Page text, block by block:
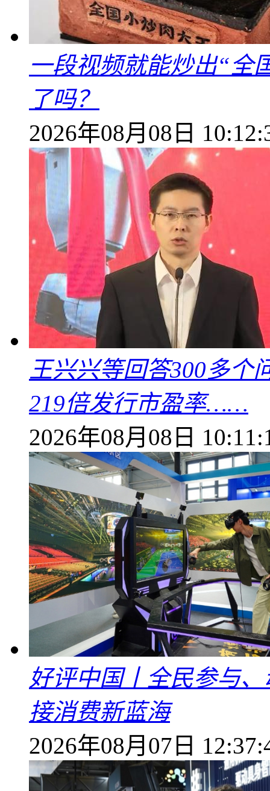
一段视频就能炒出“全
了吗？
2026年08月08日
王兴兴等回答300多个
219倍发行市盈率……
2026年08月08日
好评中国丨全民参与
接消费新蓝海
2026年08月07日